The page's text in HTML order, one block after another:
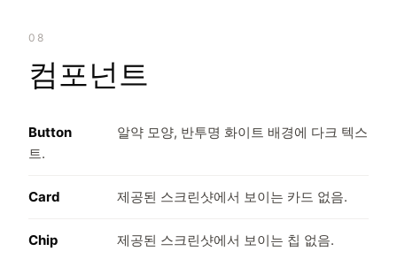
08
컴포넌트
Button
알약 모양, 반투명 화이트 배경에 다크 텍스
트.
Card 제공된 스크린샷에서 보이는 카드 없음.
Chip 제공된 스크린샷에서 보이는 칩 없음.